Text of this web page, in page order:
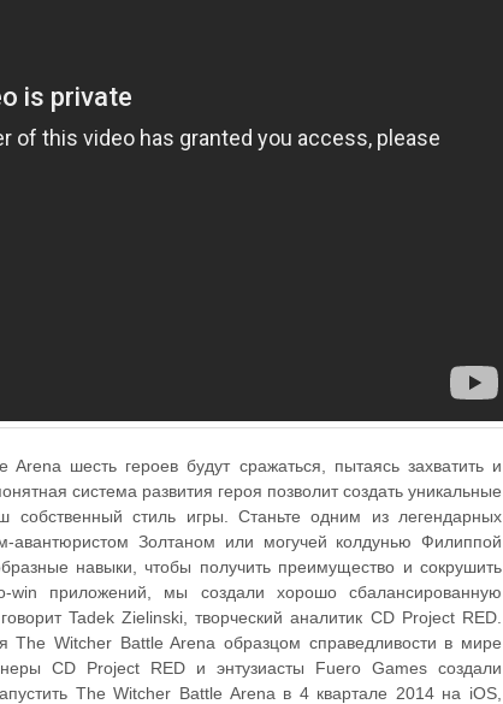
шесть героев будут сражаться, пытаясь захватить и
система развития героя позволит создать уникальные
собственный стиль игры. Станьте одним из легендарных
авантюристом Золтаном или могучей колдунью Филиппой
навыки, чтобы получить преимущество и сокрушить
приложений, мы создали хорошо сбалансированную
Tadek Zielinski, творческий аналитик CD Project RED.
The Witcher Battle Arena образцом справедливости в мире
CD Project RED и энтузиасты Fuero Games создали
The Witcher Battle Arena в 4 квартале 2014 на iOS,